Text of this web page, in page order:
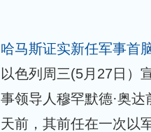
哈马斯证实新任军事首
以色列周三(5月27日）
事领导人穆罕默德·奥
天前，其前任在一次以